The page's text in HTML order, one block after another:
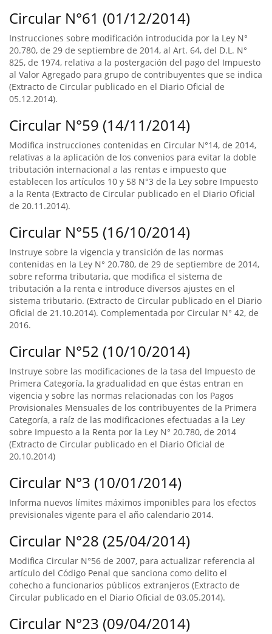
Circular N°61 (01/12/2014)
Instrucciones sobre modificación introducida por la Ley N°
20.780, de 29 de septiembre de 2014, al Art. 64, del D.L. N°
825, de 1974, relativa a la postergación del pago del Impuesto
al Valor Agregado para grupo de contribuyentes que se indica
(Extracto de Circular publicado en el Diario Oficial de
05.12.2014).
Circular N°59 (14/11/2014)
Modifica instrucciones contenidas en Circular N°14, de 2014,
relativas a la aplicación de los convenios para evitar la doble
tributación internacional a las rentas e impuesto que
establecen los artículos 10 y 58 N°3 de la Ley sobre Impuesto
a la Renta (Extracto de Circular publicado en el Diario Oficial
de 20.11.2014).
Circular N°55 (16/10/2014)
Instruye sobre la vigencia y transición de las normas
contenidas en la Ley N° 20.780, de 29 de septiembre de 2014,
sobre reforma tributaria, que modifica el sistema de
tributación a la renta e introduce diversos ajustes en el
sistema tributario. (Extracto de Circular publicado en el Diario
Oficial de 21.10.2014). Complementada por Circular N° 42, de
2016.
Circular N°52 (10/10/2014)
Instruye sobre las modificaciones de la tasa del Impuesto de
Primera Categoría, la gradualidad en que éstas entran en
vigencia y sobre las normas relacionadas con los Pagos
Provisionales Mensuales de los contribuyentes de la Primera
Categoría, a raíz de las modificaciones efectuadas a la Ley
sobre Impuesto a la Renta por la Ley N° 20.780, de 2014
(Extracto de Circular publicado en el Diario Oficial de
20.10.2014)
Circular N°3 (10/01/2014)
Informa nuevos límites máximos imponibles para los efectos
previsionales vigente para el año calendario 2014.
Circular N°28 (25/04/2014)
Modifica Circular N°56 de 2007, para actualizar referencia al
artículo del Código Penal que sanciona como delito el
cohecho a funcionarios públicos extranjeros (Extracto de
Circular publicado en el Diario Oficial de 03.05.2014).
Circular N°23 (09/04/2014)